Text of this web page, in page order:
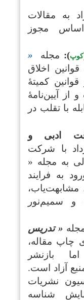
به مقالات
اساس مجوز
کوپ): مجله «
قوانین اخلاق
کمیتۀ
از آیین‌نامۀ
با تقلب در
ادبی و
با شرکت
به مجله «
به فرایند
مشابهت‌یاب،
و سمیم‌نور
« تدریس
چاپ مقاله،
بازنشر
آزاد است.
نشریات
شناسه